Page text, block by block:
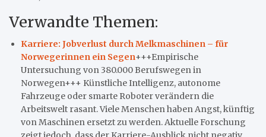
Verwandte Themen:
Karriere: Jobverlust durch Melkmaschinen – für
Norwegerinnen ein Segen+++Empirische
Untersuchung von 380.000 Berufswegen in
Norwegen+++ Künstliche Intelligenz, autonome
Fahrzeuge oder smarte Roboter verändern die
Arbeitswelt rasant. Viele Menschen haben Angst, künftig
von Maschinen ersetzt zu werden. Aktuelle Forschung